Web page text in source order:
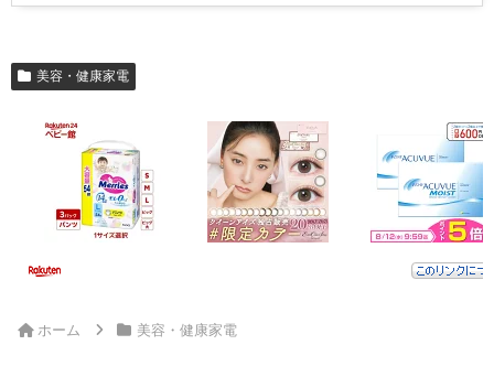
美容・健康家電
ホーム 美容・健康家電